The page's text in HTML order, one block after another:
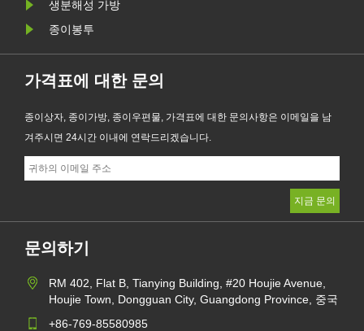
생분해성 가방
종이봉투
가격표에 대한 문의
종이상자, 종이가방, 종이우편물, 가격표에 대한 문의사항은 이메일을 남
겨주시면 24시간 이내에 연락드리겠습니다.
문의하기
RM 402, Flat B, Tianying Building, #20 Houjie Avenue,
Houjie Town, Dongguan City, Guangdong Province, 중국
+86-769-85580985